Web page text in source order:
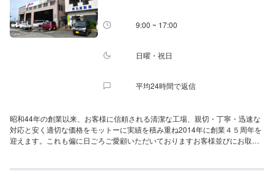
9:00 ~ 17:00
日曜・祝日
平均24時間で返信
昭和44年の創業以来、お客様に信頼される清潔な工場、親切・丁寧・迅速な
対応と安く適切な価格をモットーに実績を積み重ね2014年に創業４５周年を
迎えます。これも偏に日ごろご愛顧いただいておりますお客様並びにお取引
ータルサポートできるサービスのご提供とともに、環境に優しい整備工場の